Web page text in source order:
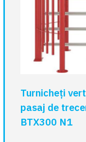
Turnicheți
pasaj de
BTX300 N1